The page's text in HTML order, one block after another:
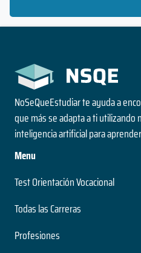
NoSeQueEstudiar te ayuda a
que más se adapta a ti utilizando
inteligencia artificial para
Menu
Test Orientación Vocacional
Todas las Carreras
Profesiones